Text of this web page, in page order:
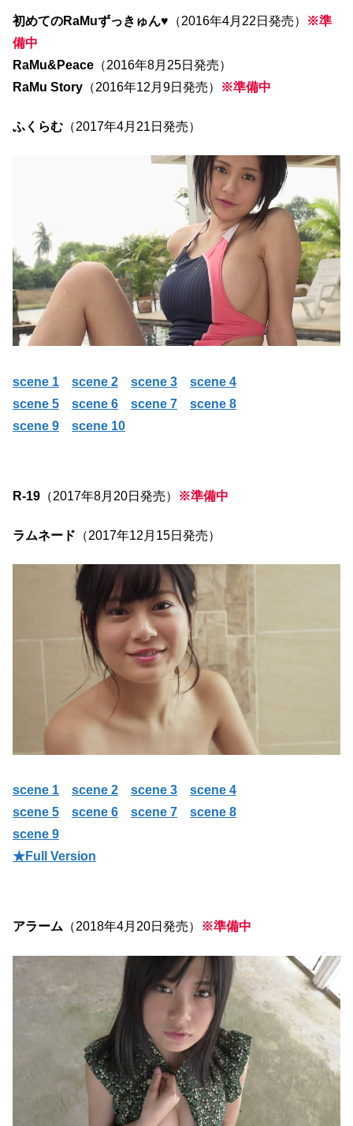
初めてのRaMuずっきゅん♥ （2016年4月22日発売）
※準
備中
RaMu&Peace （2016年8月25日発売）
RaMu Story （2016年12月9日発売） ※準備中
ふくらむ （2017年4月21日発売）
scene 1 scene 2 scene 3
scene 4
scene 5
scene 6 scene 7
scene 8
scene 9
scene 10
R-19 （2017年8月20日発売） ※準備中
ラムネード （2017年12月15日発売）
scene 1 scene 2 scene 3
scene 4
scene 5
scene 6 scene 7
scene 8
scene 9
★Full Version
アラーム （2018年4月20日発売） ※準備中